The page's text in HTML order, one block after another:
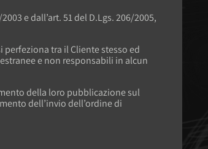
e dall’art. 51 del D.Lgs. 206/2005,
perfeziona tra il Cliente stesso ed
e non responsabili in alcun
della loro pubblicazione sul
dell’invio dell’ordine di